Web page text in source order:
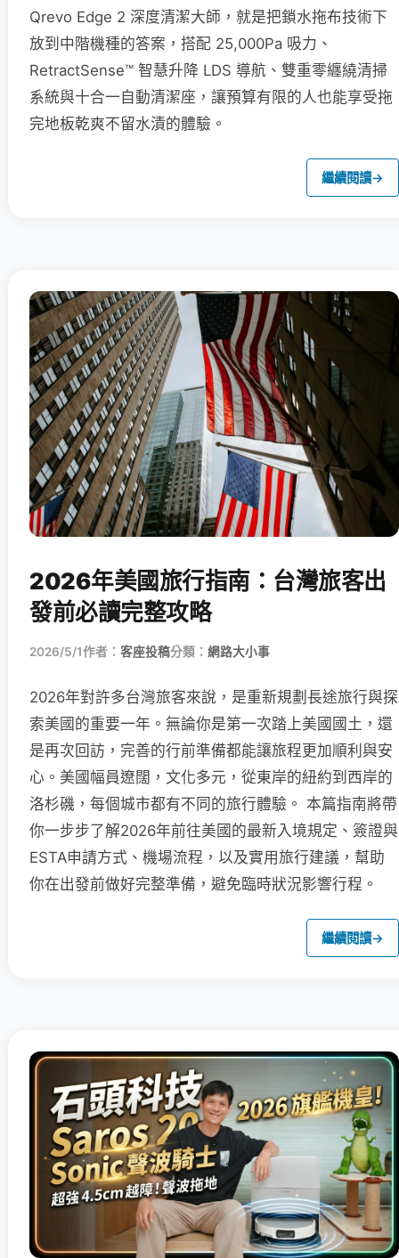
Qrevo Edge 2 深度清潔大師，就是把鎖水拖布技術下
放到中階機種的答案，搭配 25,000Pa 吸力、
RetractSense™ 智慧升降 LDS 導航、雙重零纏繞清掃
系統與十合一自動清潔座，讓預算有限的人也能享受拖
完地板乾爽不留水漬的體驗。
繼續閱讀→
2026年美國旅行指南：台灣旅客出
發前必讀完整攻略
2026/5/1作者： 客座投稿分類： 網路大小事
2026年對許多台灣旅客來說，是重新規劃長途旅行與探
索美國的重要一年。無論你是第一次踏上美國國土，還
是再次回訪，完善的行前準備都能讓旅程更加順利與安
心。美國幅員遼闊，文化多元，從東岸的紐約到西岸的
洛杉磯，每個城市都有不同的旅行體驗。 本篇指南將帶
你一步步了解2026年前往美國的最新入境規定、簽證與
ESTA申請方式、機場流程，以及實用旅行建議，幫助
你在出發前做好完整準備，避免臨時狀況影響行程。
繼續閱讀→